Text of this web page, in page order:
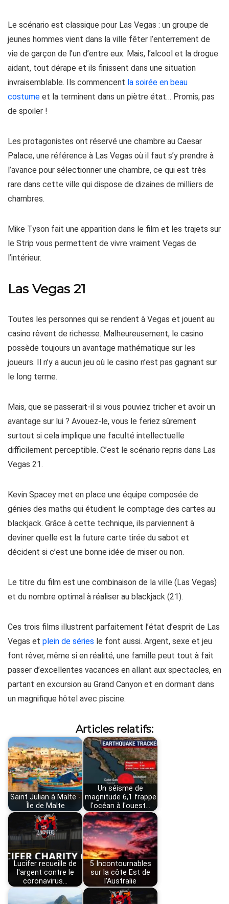
Le scénario est classique pour Las Vegas : un groupe de
jeunes hommes vient dans la ville fêter l’enterrement de
vie de garçon de l’un d’entre eux. Mais, l’alcool et la drogue
aidant, tout dérape et ils finissent dans une situation
invraisemblable. Ils commencent la soirée en beau
costume et la terminent dans un piètre état… Promis, pas
de spoiler !
Les protagonistes ont réservé une chambre au Caesar
Palace, une référence à Las Vegas où il faut s’y prendre à
l’avance pour sélectionner une chambre, ce qui est très
rare dans cette ville qui dispose de dizaines de milliers de
chambres.
Mike Tyson fait une apparition dans le film et les trajets sur
le Strip vous permettent de vivre vraiment Vegas de
l’intérieur.
Las Vegas 21
Toutes les personnes qui se rendent à Vegas et jouent au
casino rêvent de richesse. Malheureusement, le casino
possède toujours un avantage mathématique sur les
joueurs. Il n’y a aucun jeu où le casino n’est pas gagnant sur
le long terme.
Mais, que se passerait-il si vous pouviez tricher et avoir un
avantage sur lui ? Avouez-le, vous le feriez sûrement
surtout si cela implique une faculté intellectuelle
difficilement perceptible. C’est le scénario repris dans Las
Vegas 21.
Kevin Spacey met en place une équipe composée de
génies des maths qui étudient le comptage des cartes au
blackjack. Grâce à cette technique, ils parviennent à
deviner quelle est la future carte tirée du sabot et
décident si c’est une bonne idée de miser ou non.
Le titre du film est une combinaison de la ville (Las Vegas)
et du nombre optimal à réaliser au blackjack (21).
Ces trois films illustrent parfaitement l’état d’esprit de Las
Vegas et plein de séries le font aussi. Argent, sexe et jeu
font rêver, même si en réalité, une famille peut tout à fait
passer d’excellentes vacances en allant aux spectacles, en
partant en excursion au Grand Canyon et en dormant dans
un magnifique hôtel avec piscine.
Articles relatifs:
Saint Julian à Malte -
Île de Malte
Un séisme de
magnitude 6,1 frappe
l'océan à l'ouest…
Lucifer recueille de
l'argent contre le
coronavirus…
5 Incontournables
sur la côte Est de
l'Australie